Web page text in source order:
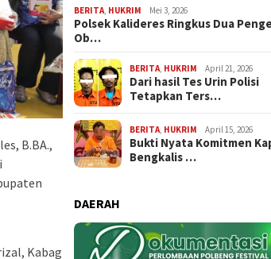
B.BA.,
Kabag
BERITA HUKRIM Mei 3, 2026
Polsek Kalideres Ringkus Dua
Ob…
BERITA HUKRIM April 21, 2026
Dari hasil Tes Urin Polisi
Tetapkan Ters…
BERITA HUKRIM April 15, 2026
Bukti Nyata Komitmen
Bengkalis …
DAERAH